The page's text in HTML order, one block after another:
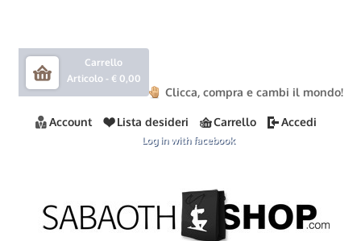
Carrello
Articolo - € 0,00
Clicca, compra e cambi il mondo!
Account Lista desideri Carrello Accedi
Log in with facebook